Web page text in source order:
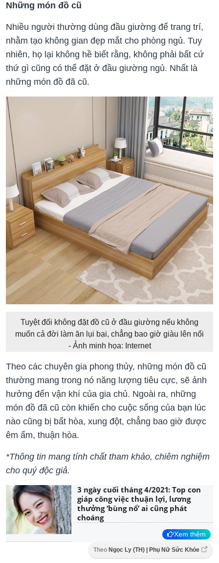
Những món đồ cũ
Nhiều người thường dùng đầu giường để trang trí,
nhằm tạo không gian đẹp mắt cho phòng ngủ. Tuy
nhiên, họ lại không hề biết rằng, không phải bất cứ
thứ gì cũng có thể đặt ở đầu giường ngủ. Nhất là
những món đồ đã cũ.
Tuyệt đối không đặt đồ cũ ở đầu giường nếu không
muốn cả đời làm ăn lụi bại, chẳng bao giờ giàu lên nổi
- Ảnh minh họa: Internet
Theo các chuyên gia phong thủy, những món đồ cũ
thường mang trong nó năng lượng tiêu cực, sẽ ảnh
hưởng đến vận khí của gia chủ. Ngoài ra, những
món đồ đã cũ còn khiến cho cuộc sống của bạn lúc
nào cũng bị bất hòa, xung đột, chẳng bao giờ được
êm ấm, thuận hòa.
*Thông tin mang tính chất tham khảo, chiêm nghiệm
cho quý độc giả.
3 ngày cuối tháng 4/2021: Top con
giáp công việc thuận lợi, lương
thưởng ‘bùng nổ’ ai cũng phát
choáng
Xem thêm
Theo Ngọc Ly (TH) | Phụ Nữ Sức Khỏe